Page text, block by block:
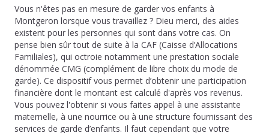
Vous n'êtes pas en mesure de garder vos enfants à
Montgeron lorsque vous travaillez ? Dieu merci, des aides
existent pour les personnes qui sont dans votre cas. On
pense bien sûr tout de suite à la CAF (Caisse d’Allocations
Familiales), qui octroie notamment une prestation sociale
dénommée CMG (complément de libre choix du mode de
garde). Ce dispositif vous permet d’obtenir une participation
financière dont le montant est calculé d'après vos revenus.
Vous pouvez l'obtenir si vous faites appel à une assistante
maternelle, à une nourrice ou à une structure fournissant des
services de garde d’enfants. Il faut cependant que votre